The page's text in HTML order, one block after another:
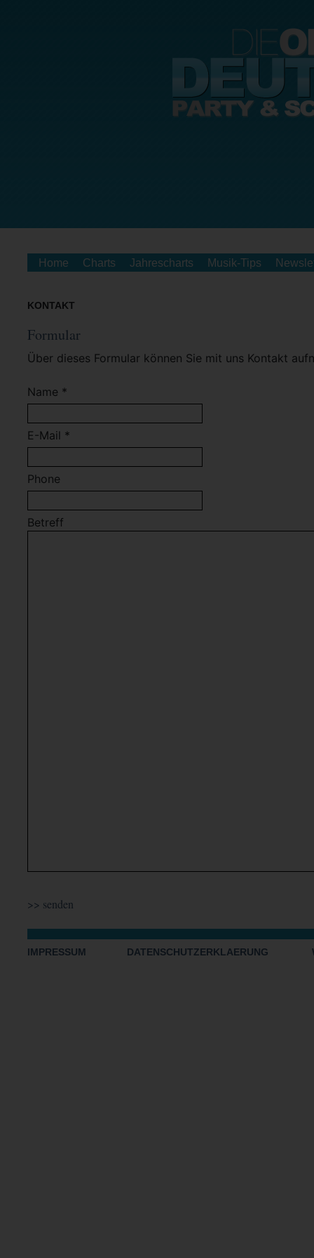
Home Charts Jahrescharts Musik-Tips
KONTAKT
Formular
Über dieses Formular können Sie mit uns Kontakt
Name *
E-Mail *
Phone
Betreff
IMPRESSUM DATENSCHUTZERKLAERUNG